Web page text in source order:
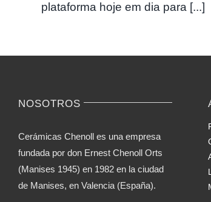
plataforma hoje em dia para [...]
NOSOTROS
Cerámicas Chenoll es una empresa
fundada por don Ernest Chenoll Orts
(Manises 1945) en 1982 en la ciudad
de Manises, en Valencia (España).